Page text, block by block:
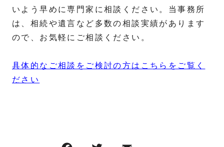
いよう早めに専門家に相談ください。当事務所
は、相続や遺言など多数の相談実績があります
ので、お気軽にご相談ください。
具体的なご相談をご検討の方はこちらをご覧く
ださい